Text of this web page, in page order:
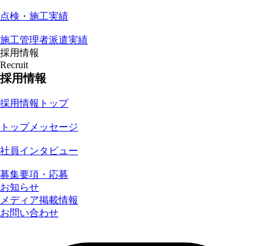
点検・施工実績
施工管理者派遣実績
採用情報
Recruit
採用情報
採用情報トップ
トップメッセージ
社員インタビュー
募集要項・応募
お知らせ
メディア掲載情報
お問い合わせ